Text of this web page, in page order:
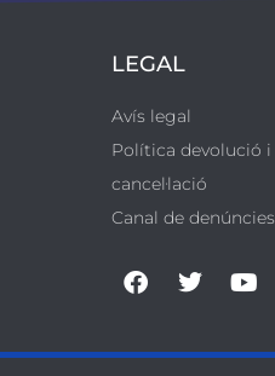
LEGAL
Avís legal
Política devolució i
cancel·lació
Canal de denúncies